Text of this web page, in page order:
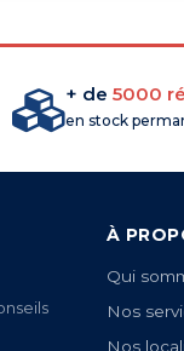
+ de 5000
en stock
À
Qui
Nos
Nos